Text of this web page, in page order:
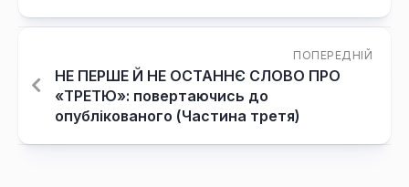
ПОПЕРЕДНІЙ
НЕ ПЕРШЕ Й НЕ ОСТАННЄ СЛОВО ПРО
«ТРЕТЮ»: повертаючись до
опублікованого (Частина третя)